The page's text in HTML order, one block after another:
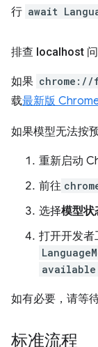
行 await
排查 localhost
如果
载最新版
如果模型无法按
重新启动
前往
选择模型状
打开开发者
available
如有必要，请等
标准流程